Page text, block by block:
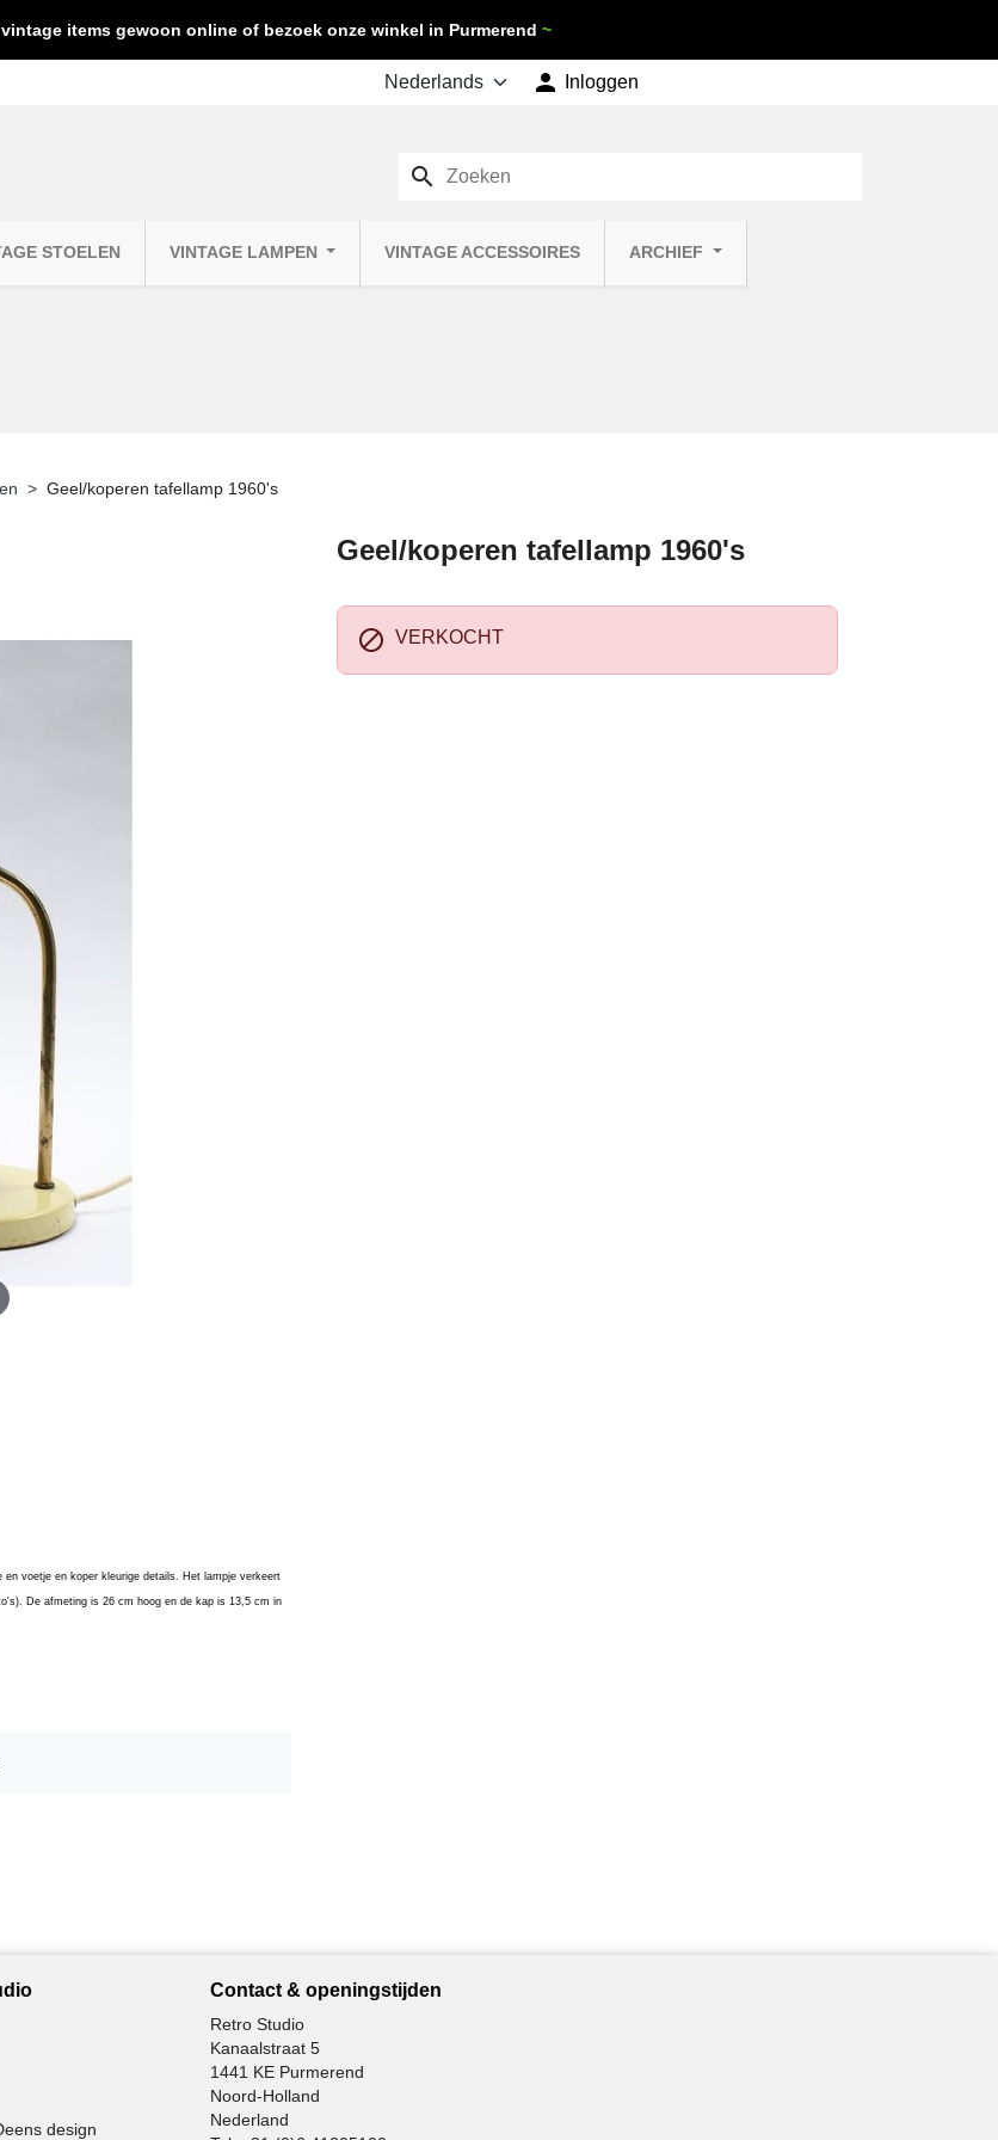
items gewoon online of bezoek onze winkel in Purmerend ~
 Inloggen
STOELEN VINTAGE LAMPEN VINTAGE ACCESSOIRES ARCHIEF
search
Geel/koperen tafellamp 1960's
Geel/koperen tafellamp 1960's
 VERKOCHT
voetje en koper kleurige details. Het lampje verkeert
De afmeting is 26 cm hoog en de kap is 13,5 cm in
design
Contact & openingstijden
Retro Studio
Kanaalstraat 5
1441 KE Purmerend
Noord-Holland
Nederland